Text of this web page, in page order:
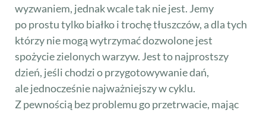
wyzwaniem, jednak wcale tak nie jest. Jemy
po prostu tylko białko i trochę tłuszczów, a dla tych
którzy nie mogą wytrzymać dozwolone jest
spożycie zielonych warzyw. Jest to najprostszy
dzień, jeśli chodzi o przygotowywanie dań,
ale jednocześnie najważniejszy w cyklu.
Z pewnością bez problemu go przetrwacie, mając